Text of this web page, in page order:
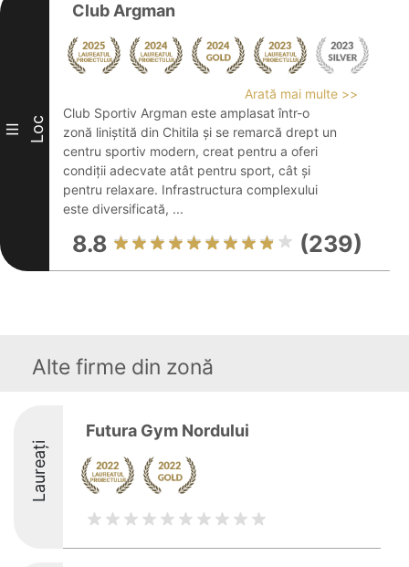
III Loc
Club Argman
Arată mai multe >>
Club Sportiv Argman este amplasat într-o
zonă liniștită din Chitila și se remarcă drept un
centru sportiv modern, creat pentru a oferi
condiții adecvate atât pentru sport, cât și
pentru relaxare. Infrastructura complexului
este diversificată, ...
8.8 (239)
Alte firme din zonă
Laureați
Futura Gym Nordului